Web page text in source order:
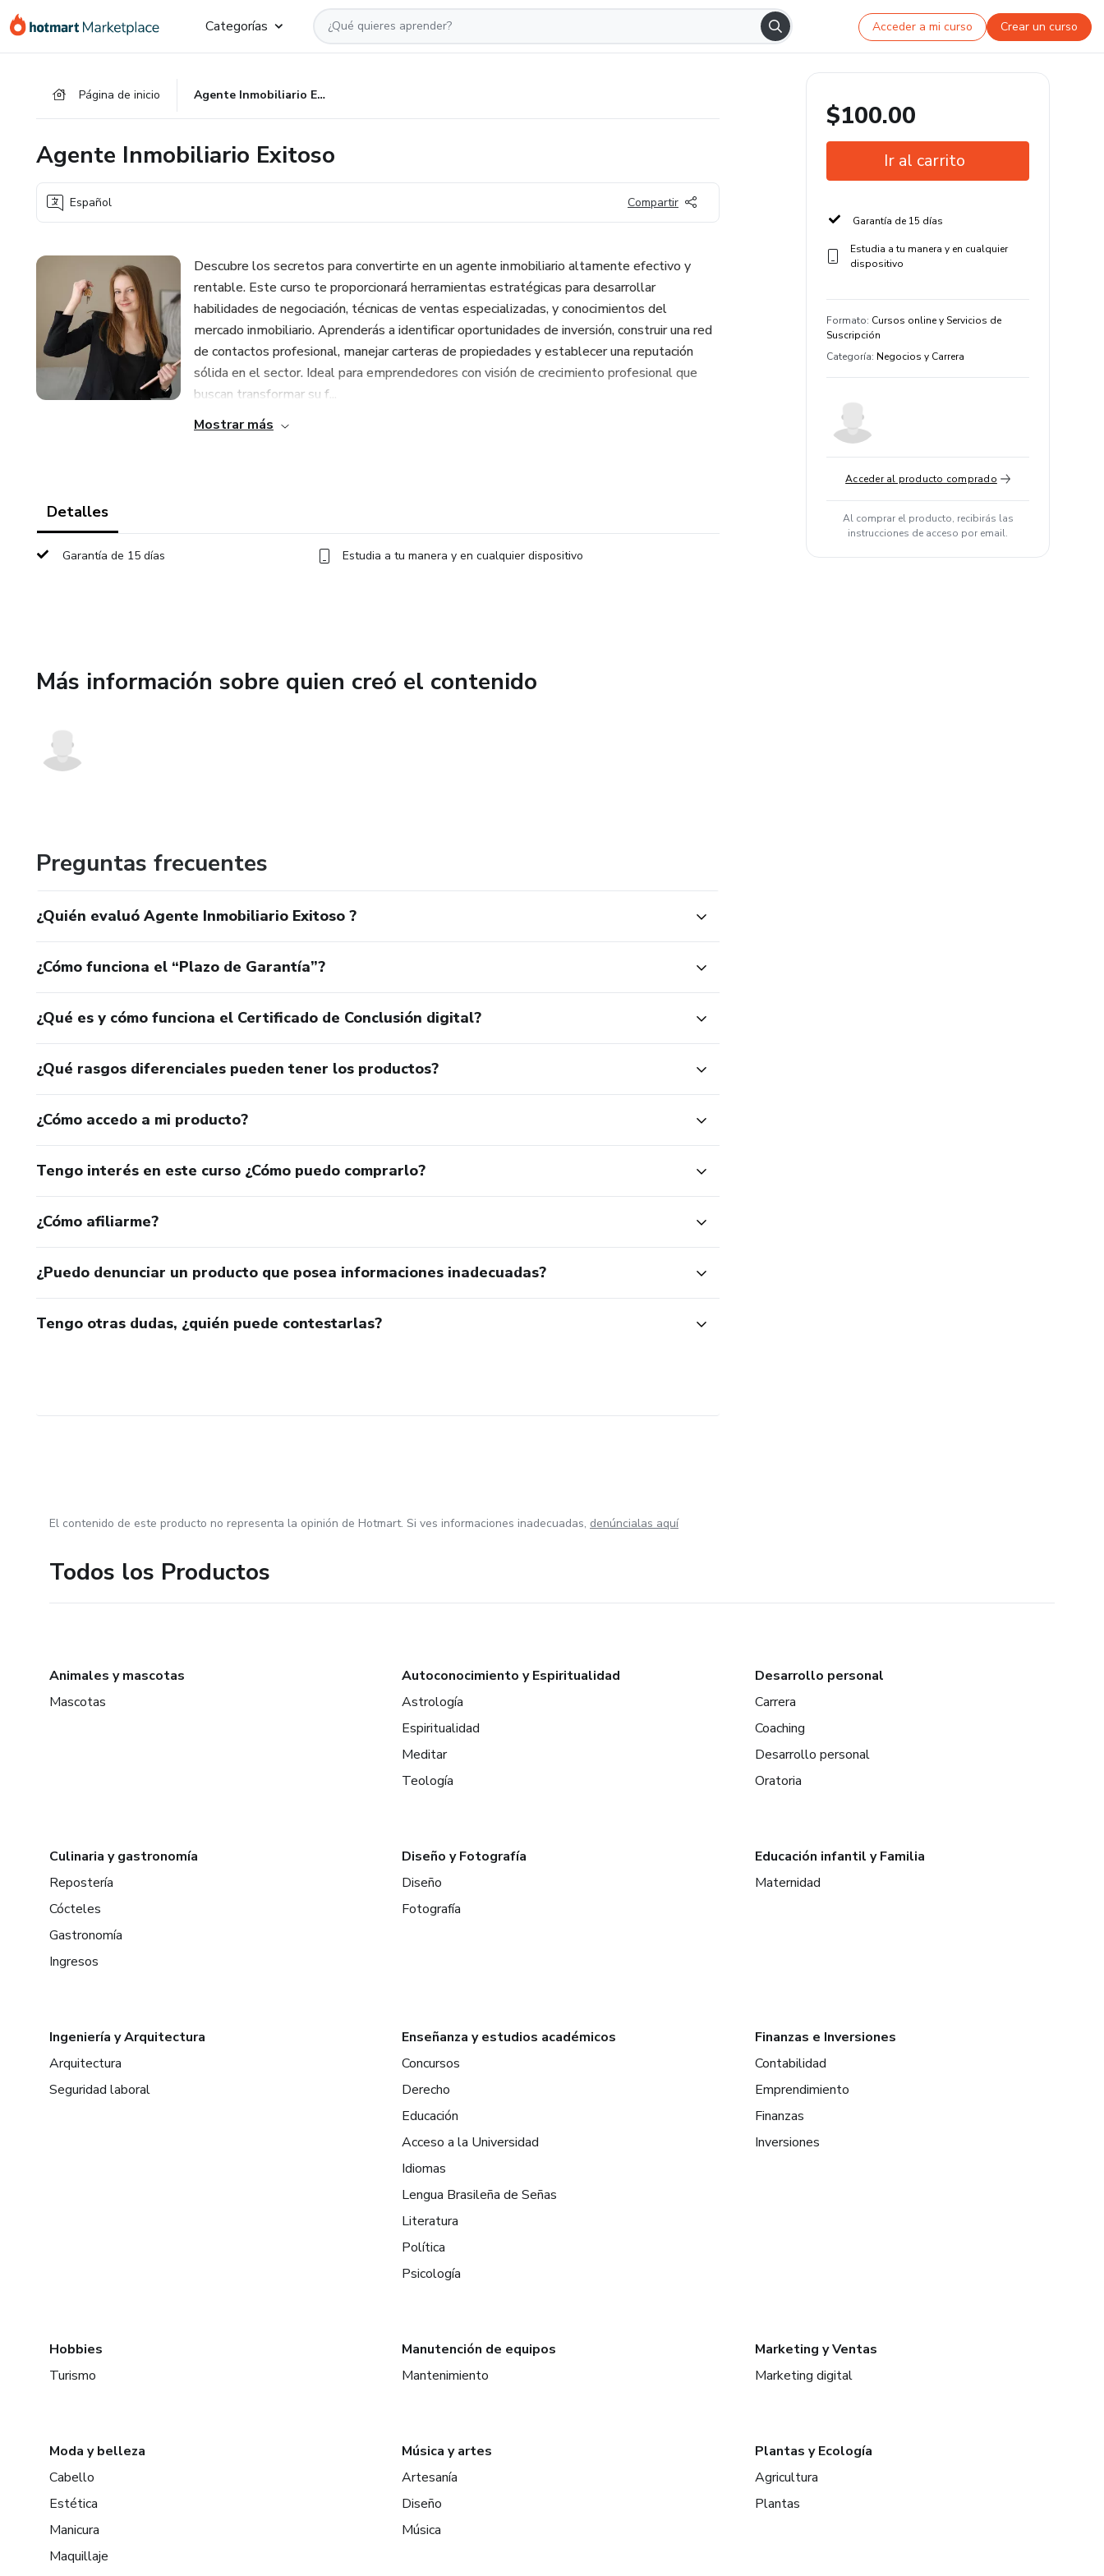
Categorías Acceder a mi curso Crear un curso
Página de inicio Agente Inmobiliario Exitoso
Agente Inmobiliario Exitoso
Español Compartir
Descubre los secretos para convertirte en un agente inmobiliario altamente efectivo y
rentable. Este curso te proporcionará herramientas estratégicas para desarrollar
habilidades de negociación, técnicas de ventas especializadas, y conocimientos del
mercado inmobiliario. Aprenderás a identificar oportunidades de inversión, construir una red
de contactos profesional, manejar carteras de propiedades y establecer una reputación
sólida en el sector. Ideal para emprendedores con visión de crecimiento profesional que
buscan transformar su f...
Mostrar más
Detalles
Garantía de 15 días Estudia a tu manera y en cualquier dispositivo
Más información sobre quien creó el contenido
Preguntas frecuentes
¿Quién evaluó Agente Inmobiliario Exitoso ?
¿Cómo funciona el “Plazo de Garantía”?
¿Qué es y cómo funciona el Certificado de Conclusión digital?
¿Qué rasgos diferenciales pueden tener los productos?
¿Cómo accedo a mi producto?
Tengo interés en este curso ¿Cómo puedo comprarlo?
¿Cómo afiliarme?
¿Puedo denunciar un producto que posea informaciones inadecuadas?
Tengo otras dudas, ¿quién puede contestarlas?
$100.00
Ir al carrito
Garantía de 15 días
Estudia a tu manera y en cualquier
dispositivo
Formato: Cursos online y Servicios de
Suscripción
Categoría: Negocios y Carrera
Acceder al producto comprado
Al comprar el producto, recibirás las
instrucciones de acceso por email.
El contenido de este producto no representa la opinión de Hotmart. Si ves informaciones inadecuadas, denúncialas aquí
Todos los Productos
Animales y mascotas
Mascotas
Autoconocimiento y Espiritualidad
Astrología
Espiritualidad
Meditar
Teología
Desarrollo personal
Carrera
Coaching
Desarrollo personal
Oratoria
Culinaria y gastronomía
Repostería
Cócteles
Gastronomía
Ingresos
Diseño y Fotografía
Diseño
Fotografía
Educación infantil y Familia
Maternidad
Ingeniería y Arquitectura
Arquitectura
Seguridad laboral
Enseñanza y estudios académicos
Concursos
Derecho
Educación
Acceso a la Universidad
Idiomas
Lengua Brasileña de Señas
Literatura
Política
Psicología
Finanzas e Inversiones
Contabilidad
Emprendimiento
Finanzas
Inversiones
Hobbies
Turismo
Manutención de equipos
Mantenimiento
Marketing y Ventas
Marketing digital
Moda y belleza
Cabello
Estética
Manicura
Maquillaje
Música y artes
Artesanía
Diseño
Música
Plantas y Ecología
Agricultura
Plantas